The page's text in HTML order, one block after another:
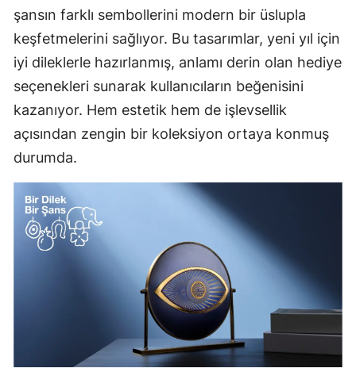
şansın farklı sembollerini modern bir üslupla
keşfetmelerini sağlıyor. Bu tasarımlar, yeni yıl için
iyi dileklerle hazırlanmış, anlamı derin olan hediye
seçenekleri sunarak kullanıcıların beğenisini
kazanıyor. Hem estetik hem de işlevsellik
açısından zengin bir koleksiyon ortaya konmuş
durumda.